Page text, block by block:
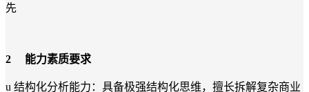
先
2 能力素质要求
u 结构化分析能力：具备极强结构化思维，擅长拆解复杂商业